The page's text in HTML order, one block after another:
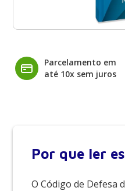
Parcelamento em
até 10x sem juros
Por que ler
O Código de Defesa